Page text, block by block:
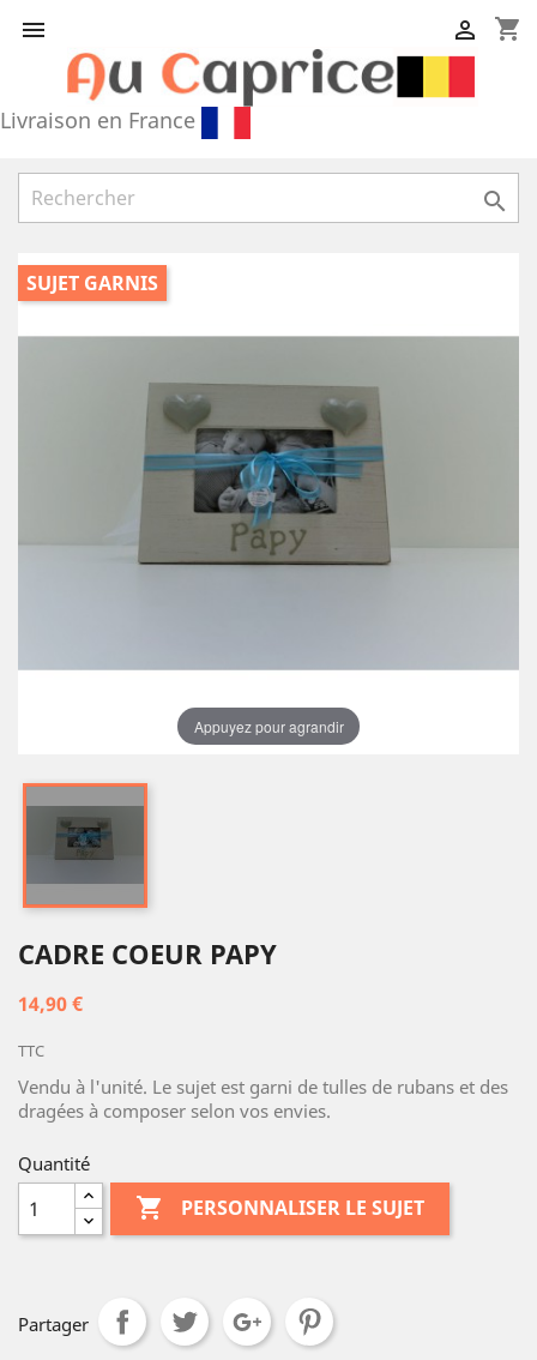
 shopping_cart

Livraison en France

SUJET GARNIS
Appuyez pour agrandir
CADRE COEUR PAPY
14,90 €
TTC
Vendu à l'unité. Le sujet est garni de tulles de rubans et des
dragées à composer selon vos envies.
Quantité
 PERSONNALISER LE SUJET
Partager